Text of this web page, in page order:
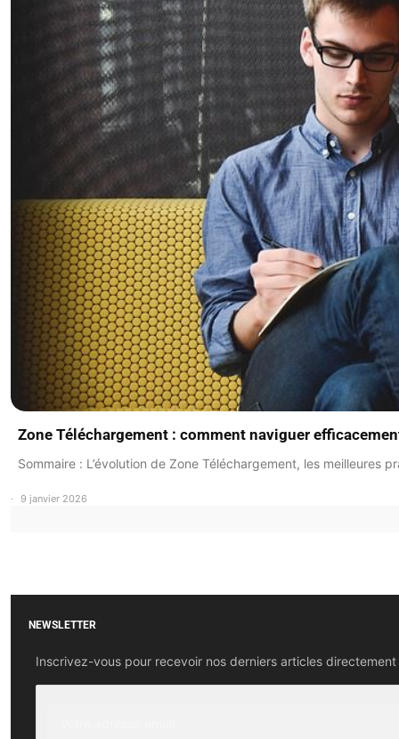
Zone Téléchargement : comment naviguer
Sommaire : L’évolution de Zone Téléchargement, les meilleures
9 janvier 2026
NEWSLETTER
Inscrivez-vous pour recevoir nos derniers articles